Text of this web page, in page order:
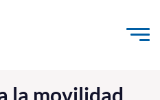
la movilidad